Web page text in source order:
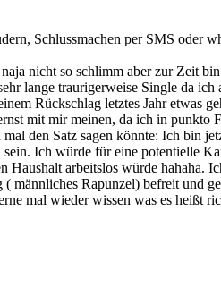
Schlussmachen per SMS oder
nicht so schlimm aber zur Zeit
lange traurigerweise Single da ich
Rückschlag letztes Jahr etwas
mit mir meinen, da ich in punkto
den Satz sagen könnte: Ich bin
Ich würde für eine potentielle
Haushalt arbeitslos würde hahaha.
männliches Rapunzel) befreit und
mal wieder wissen was es heißt